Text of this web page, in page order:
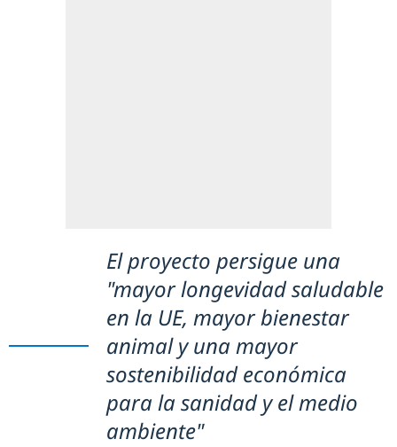
El proyecto persigue una
"mayor longevidad saludable
en la UE, mayor bienestar
animal y una mayor
sostenibilidad económica
para la sanidad y el medio
ambiente"